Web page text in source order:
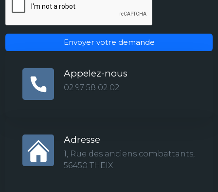
Envoyer votre demande
Appelez-nous
02 97 58 02 02
Adresse
1, Rue des anciens combattants,
56450 THEIX